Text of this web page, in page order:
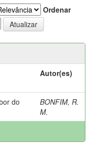
Ordenar
Autor(es)
do
BONFIM, R.
M.